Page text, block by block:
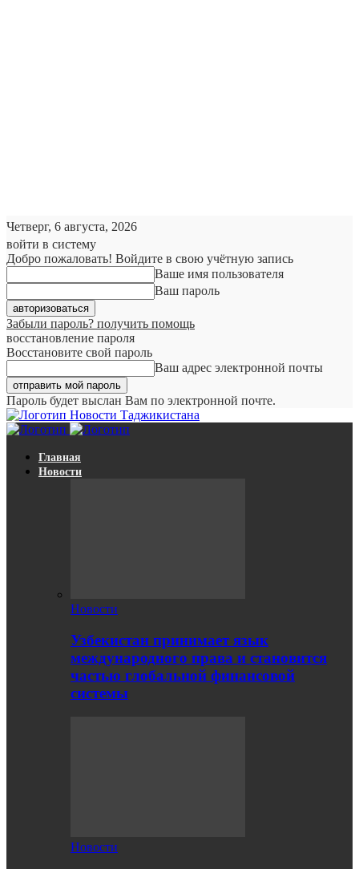
Четверг, 6 августа, 2026
войти в систему
Добро пожаловать! Войдите в свою учётную запись
Ваше имя пользователя
Ваш пароль
Забыли пароль? получить помощь
восстановление пароля
Восстановите свой пароль
Ваш адрес электронной почты
Пароль будет выслан Вам по электронной почте.
Новости Таджикистана
Главная
Новости
Новости
Узбекистан принимает язык
международного права и становится
частью глобальной финансовой
системы
Новости